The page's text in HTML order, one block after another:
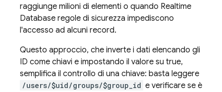
raggiunge milioni di elementi o quando Realtime
Database regole di sicurezza impediscono
l'accesso ad alcuni record.
Questo approccio, che inverte i dati elencando gli
ID come chiavi e impostando il valore su true,
semplifica il controllo di una chiave: basta leggere
/users/$uid/groups/$group_id e verificare se è